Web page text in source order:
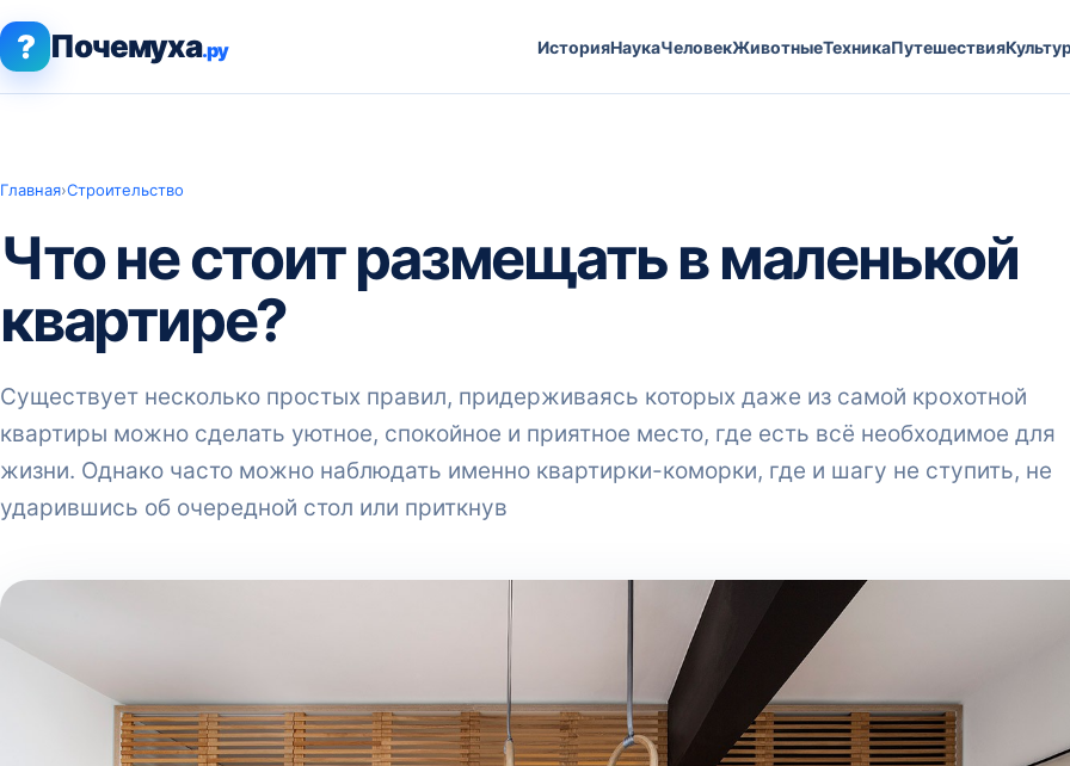
? Почемуха.ру ИсторияНаукаЧеловекЖивотныеТехникаПутешествия
Главная›Строительство
Что не стоит размещать в маленькой
квартире?
Существует несколько простых правил, придерживаясь которых даже из самой крохотной
квартиры можно сделать уютное, спокойное и приятное место, где есть всё необходимое для
жизни. Однако часто можно наблюдать именно квартирки-коморки, где и шагу не ступить, не
ударившись об очередной стол или приткнув